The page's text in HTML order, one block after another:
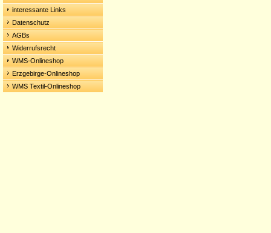
interessante Links
Datenschutz
AGBs
Widerrufsrecht
WMS-Onlineshop
Erzgebirge-Onlineshop
WMS Textil-Onlineshop